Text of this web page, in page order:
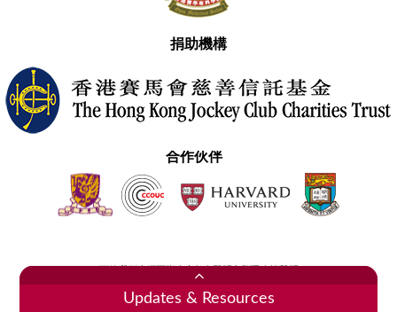
捐助機構
合作伙伴
2020香港醫學專科學院 版權所有
Updates & Resources